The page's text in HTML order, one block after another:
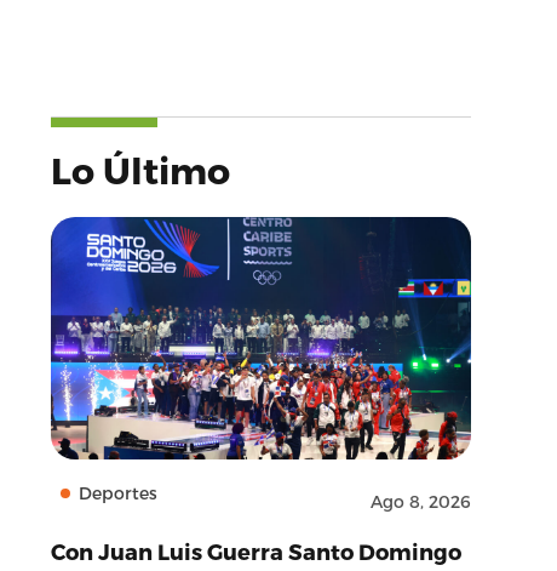
Lo Último
Deportes Ago 8, 2026
Con Juan Luis Guerra Santo Domingo